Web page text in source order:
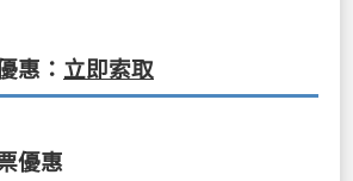
惠： 立即索取
優惠